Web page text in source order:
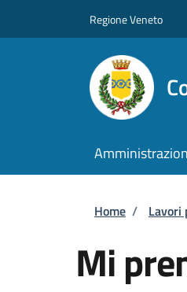
Regione Veneto
Home / Lavori
Mi